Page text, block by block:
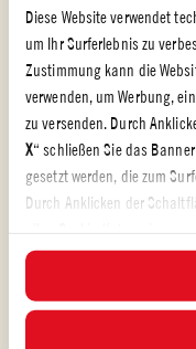
Diese Website verwendet
um Ihr Surferlebnis zu
Zustimmung kann die
verwenden, um Werbung,
zu versenden. Durch
X“ schließen Sie das
gesetzt werden, die zum
Durch Anklicken der
Durch Klick auf die
technische Cookies und
diesem Banner können Sie
möchten, durch Ankreuzen
PASSATA
Wir verwenden
verschiedenen
um unseren